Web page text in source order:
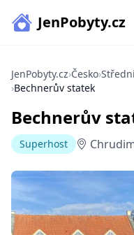
JenPobyty.cz
JenPobyty.cz›Česko›
›Bechnerův statek
Bechnerův
Superhost